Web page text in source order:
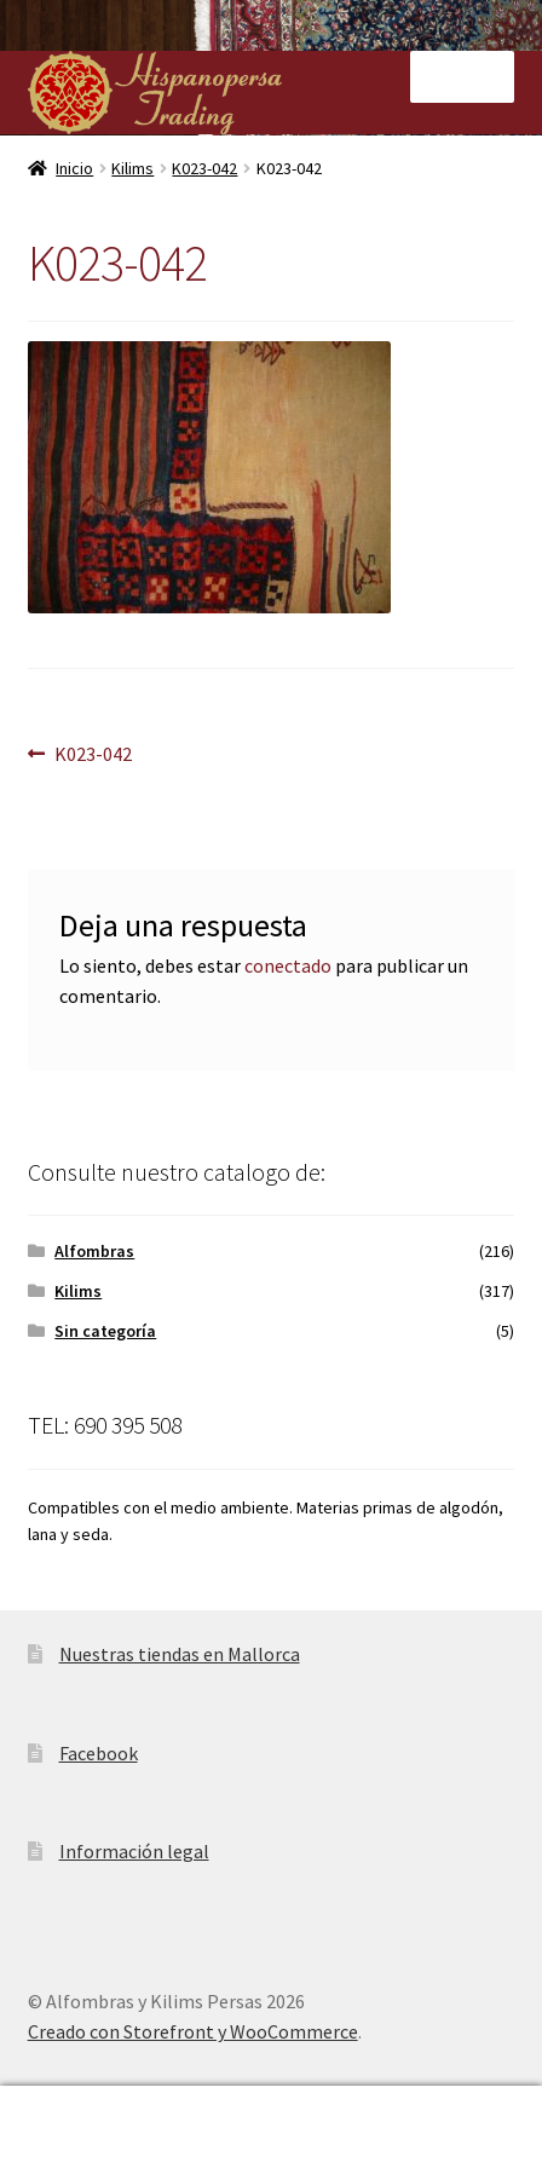
Ir
a
la
navegación
Ir
al
contenido
Inicio
Kilims
Contacto
Inicio Kilims K023-042 K023-042
K023-042
Navegación
Anterior:
K023-042
Deja una respuesta
Lo siento, debes estarconectado para publicar un
comentario.
Consulte nuestro catalogo de:
Alfombras
(216)
Kilims
(317)
Sin categoría
(5)
TEL: 690 395 508
Compatibles con el medio ambiente. Materias primas de algodón,
lana y seda.
Nuestras tiendas en Mallorca
Facebook
Información legal
© Alfombras y Kilims Persas 2026
Creado con Storefront y WooCommerce.